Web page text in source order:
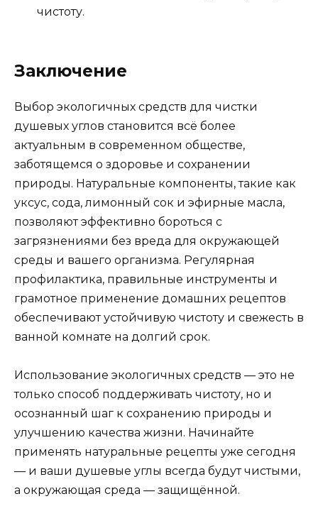
чистоту.
Заключение
Выбор экологичных средств для чистки
душевых углов становится всё более
актуальным в современном обществе,
заботящемся о здоровье и сохранении
природы. Натуральные компоненты, такие как
уксус, сода, лимонный сок и эфирные масла,
позволяют эффективно бороться с
загрязнениями без вреда для окружающей
среды и вашего организма. Регулярная
профилактика, правильные инструменты и
грамотное применение домашних рецептов
обеспечивают устойчивую чистоту и свежесть в
ванной комнате на долгий срок.
Использование экологичных средств — это не
только способ поддерживать чистоту, но и
осознанный шаг к сохранению природы и
улучшению качества жизни. Начинайте
применять натуральные рецепты уже сегодня
— и ваши душевые углы всегда будут чистыми,
а окружающая среда — защищённой.